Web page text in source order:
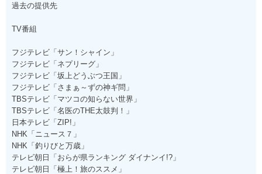
過去の提供先
TV番組
フジテレビ「サン！シャイン」
フジテレビ「ネプリーグ」
フジテレビ「坂上どうぶつ王国」
フジテレビ「さまぁ～ずの神ギ問」
TBSテレビ「マツコの知らない世界」
TBSテレビ「名医のTHE太鼓判！」
日本テレビ「ZIP!」
NHK「ニュース７」
NHK「釣りびと万歳」
テレビ朝日「おらが県ランキング ダイナンイ!?」
テレビ朝日「極上！旅のススメ」